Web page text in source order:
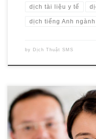
dịch tài liệu y tế
dịch tiếng Anh
by Dịch Thuật SMS
Các bệnh viên quốc tế